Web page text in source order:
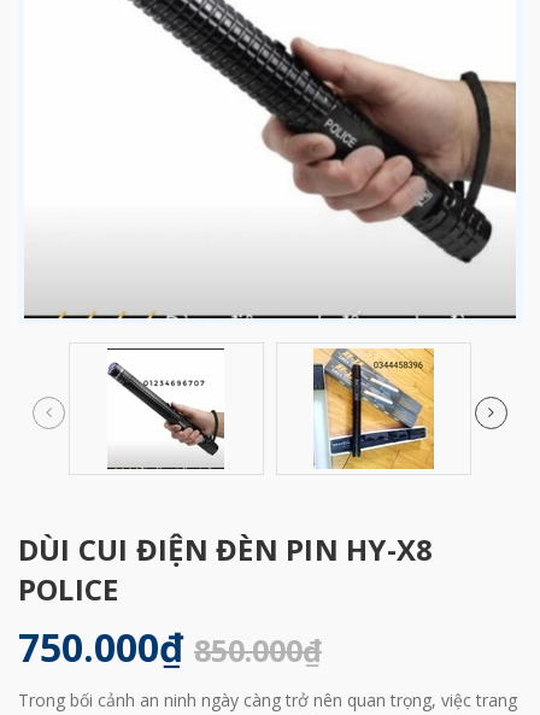
DÙI CUI ĐIỆN ĐÈN PIN HY-X8
POLICE
750.000₫ 850.000₫
Trong bối cảnh an ninh ngày càng trở nên quan trọng, việc trang